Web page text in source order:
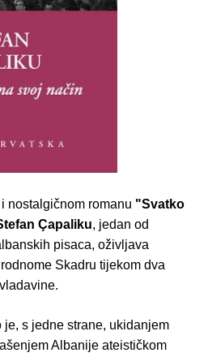
nostalgičnom romanu "Svatko
Çapaliku, jedan od
pisaca, oživljava
Skadru tijekom dva
s jedne strane, ukidanjem
Albanije ateističkom